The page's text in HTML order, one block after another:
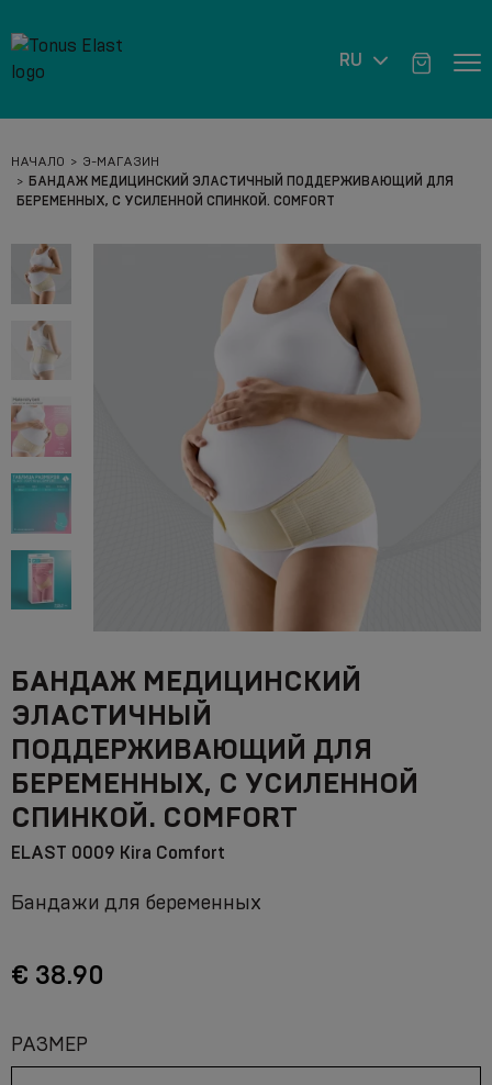
RU
НАЧАЛО
Э-МАГАЗИН
БАНДАЖ МЕДИЦИНСКИЙ ЭЛАСТИЧНЫЙ ПОДДЕРЖИВАЮЩИЙ ДЛЯ
БЕРЕМЕННЫХ, С УСИЛЕННОЙ СПИНКОЙ. COMFORT
БАНДАЖ МЕДИЦИНСКИЙ
ЭЛАСТИЧНЫЙ
ПОДДЕРЖИВАЮЩИЙ ДЛЯ
БЕРЕМЕННЫХ, С УСИЛЕННОЙ
СПИНКОЙ. COMFORT
ELAST 0009 Kira Comfort
Бандажи для беременных
€ 38.90
РАЗМЕР